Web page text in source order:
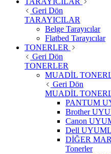
Geri Dön
TARAYICILAR
Belge Tarayıcılar
Flatbed Tarayıcılar
TONERLER
Geri Dön
TONERLER
MUADİL
Geri Dön
MUADİL
PANTUM
Brother
Canon
Dell
DİĞER
Tonerler